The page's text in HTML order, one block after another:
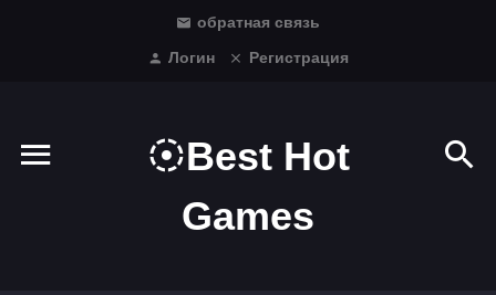
обратная связь
Логин
Регистрация
Best Hot
Games